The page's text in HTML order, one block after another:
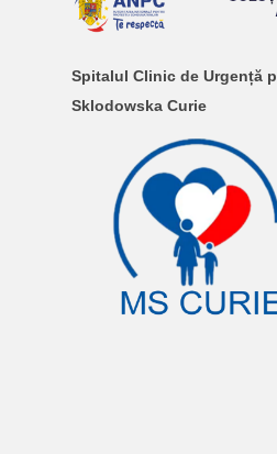
Spitalul Clinic de Urgență
Sklodowska Curie